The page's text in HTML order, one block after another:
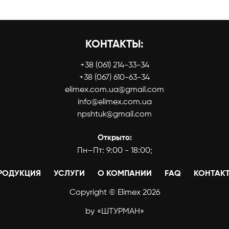
КОНТАКТЫ:
+38 (061) 214-33-34
+38 (067) 610-63-34
elimex.com.ua@gmail.com
info@elimex.com.ua
npshtuk@gmail.com
Открыто:
Пн–Пт: 9:00 - 18:00;
УСЛУГИ О КОМПАНИИ FAQ
Copyright © Elimex 2026
by «ШТУРМАН»